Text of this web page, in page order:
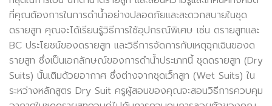
ที่คุณต้องการในการดำน้ำอย่างปลอดภัยและสะดวกสบายในชุด
ดรายสูท คุณจะได้เรียนรู้วิธีการใช้อุปกรณ์พิเศษ เช่น ดรายสูทและ
BC ประโยชน์ของดรายสูท และวิธีการจัดการกับเหตุฉุกเฉินของด
รายสูท ซึ่งเป็นเอกลักษณ์ของการดำน้ำประเภทนี้ ชุดดรายสูท (Dry
Suits) นั้นเติมด้วยอากาศ ซึ่งต่างจากชุดเว็ทสูท (Wet Suits) ใน
ระหว่างหลักสูตร Dry Suit ครูผู้สอนของคุณจะสอนวิธีการควบคุม